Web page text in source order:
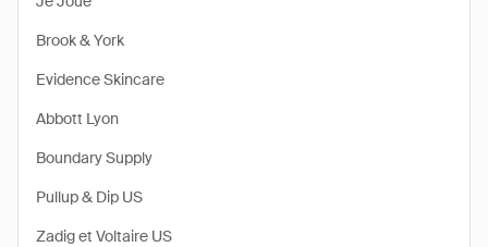
Brook & York
Evidence Skincare
Abbott Lyon
Boundary Supply
Pullup & Dip US
Zadig et Voltaire US